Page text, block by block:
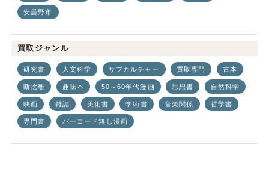
安曇野市
買取ジャンル
研究書 人文科学 サブカルチャー 買取専門 古本
断捨離 趣味本 50～60年代漫画 思想書 自然科学
映画 雑誌 美術書 学術書 音楽関係 哲学書
専門書 バーコード無し漫画